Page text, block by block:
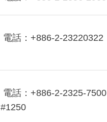
電話：+886-2-23220322
電話：+886-2-2325-7500
#1250